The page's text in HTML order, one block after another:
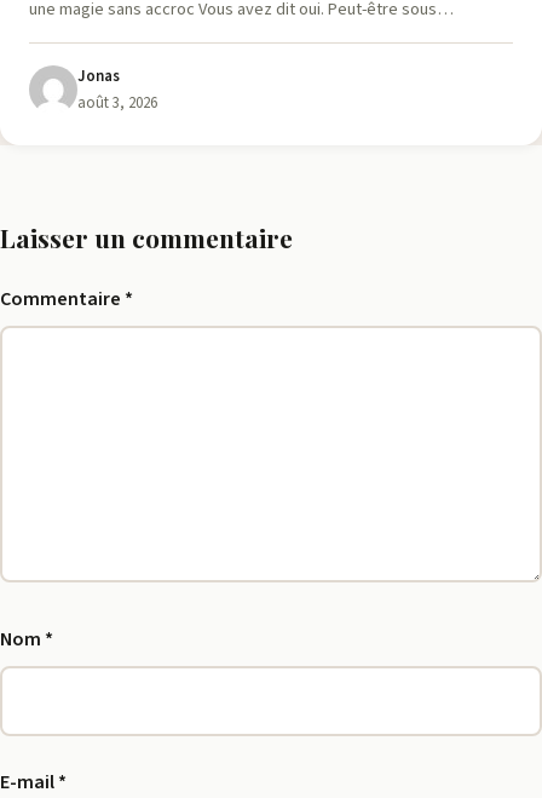
une magie sans accroc Vous avez dit oui. Peut-être sous…
Jonas
août 3, 2026
Laisser un commentaire
Commentaire *
Nom *
E-mail*